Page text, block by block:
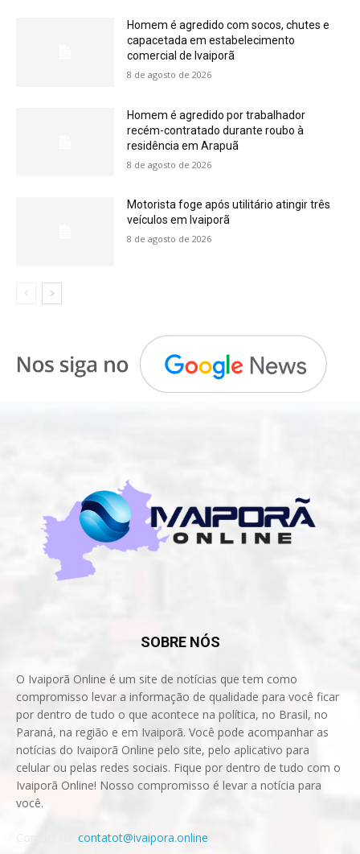
Homem é agredido com socos, chutes e
capacetada em estabelecimento
comercial de Ivaiporã
8 de agosto de 2026
Homem é agredido por trabalhador
recém-contratado durante roubo à
residência em Arapuã
8 de agosto de 2026
Motorista foge após utilitário atingir três
veículos em Ivaiporã
8 de agosto de 2026
SOBRE NÓS
O Ivaiporã Online é um site de notícias que tem como
compromisso levar a informação de qualidade para você ficar
por dentro de tudo o que acontece na política, no Brasil, no
Paraná, na região e em Ivaiporã. Você pode acompanhar as
notícias do Ivaiporã Online pelo site, pelo aplicativo para
celular ou pelas redes sociais. Fique por dentro de tudo com o
Ivaiporã Online! Nosso compromisso é levar a notícia para
você.
contatot@ivaipora.online